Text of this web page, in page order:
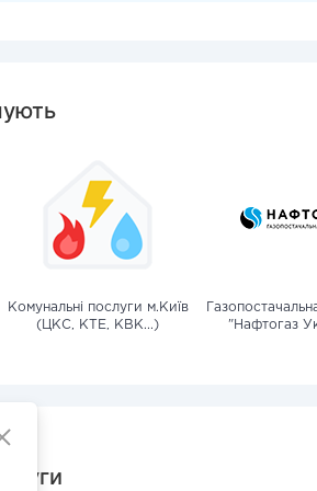
Комунальні послуги м.Київ
(ЦКС, КТЕ, КВК...)
"Нафтогаз